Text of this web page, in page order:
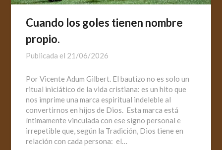
Cuando los goles tienen nombre
propio.
Publicada el 21/06/2026
Por Vicente Adum Gilbert. El bautizo no es solo un
ritual iniciático de la vida cristiana: es un hito que
nos imprime una marca espiritual indeleble al
convertirnos en hijos de Dios. Esta marca está
íntimamente vinculada con ese signo personal e
irrepetible que, según la Tradición, Dios tiene en
relación con cada persona: el…